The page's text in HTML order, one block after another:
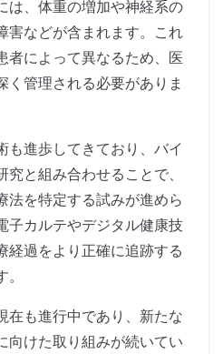
は、体重の増加や神経系の
害などが含まれます。これ
者によって異なるため、医
く管理される必要がありま
も進歩してきており、バイ
と組み合わせることで、
法を特定する試みが進めら
子カルテやデジタル健康技
経過をより正確に追跡する
在も進行中であり、新たな
向けた取り組みが続いてい